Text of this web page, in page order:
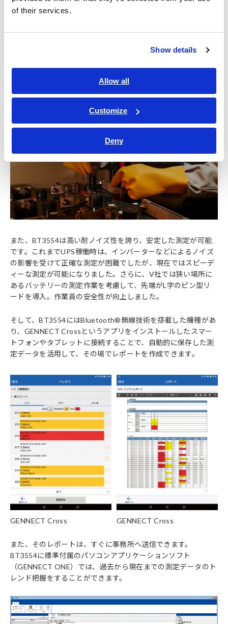
of their services.
Show details
Allow all
Customize
Deny
制が構築できた
BT3554は、リードを端子に接触させるだけで測定を開始し、
はバッテリー1つの測定に約5.3秒かかっていましたが、
また、BT3554は高い耐ノイズ性を誇り、安定した測定が可能
です。これまでUPS稼働時は、インバーターなどによるノイズ
の影響を受けて正確な測定が困難でしたが、現在ではスピーデ
ィーな測定が可能になりました。さらに、V社では狭い場所に
あるバッテリーの測定作業を考慮して、先端がL字のピン型リ
ードを導入。作業員の安全性が向上しました。
そして、BT3554にはBluetooth®無線技術を搭載した機種があ
り、GENNECT Crossというアプリをインストールしたスマー
トフォンやタブレットに接続することで、自動的に保存した測
定データを活用して、その場でレポートを作成できます。
GENNECT Cross GENNECT Cross
また、そのレポートは、すぐに事務所へ送信できます。
BT3554に標準付属のパソコンアプリケーションソフト
（GENNECT ONE）では、過去から現在までの測定データのト
レンド把握をすることができます。